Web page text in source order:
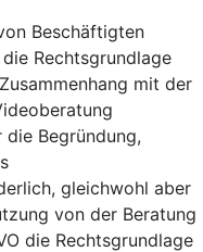
Beschäftigten
Rechtsgrundlage
mit der
Begründung,
gleichwohl aber
von der Beratung
die Rechtsgrundlage